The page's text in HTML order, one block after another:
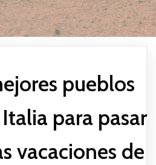
pueblos
para pasar
vacaciones de